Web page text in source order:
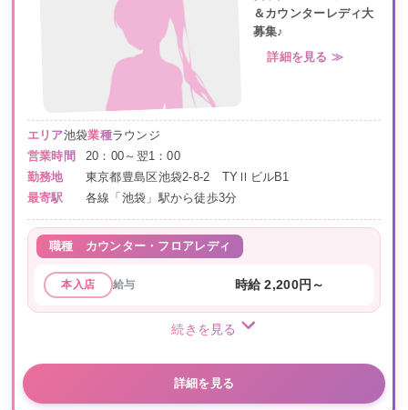
＆カウンターレディ大
募集♪
詳細を見る ≫
エリア池袋業種ラウンジ
営業時間
20：00～翌1：00
勤務地
東京都豊島区池袋2-8-2 TYⅡビルB1
最寄駅
各線「池袋」駅から徒歩3分
職種 カウンター・フロアレディ
本入店 給与 時給 2,200円～
続きを見る
詳細を見る